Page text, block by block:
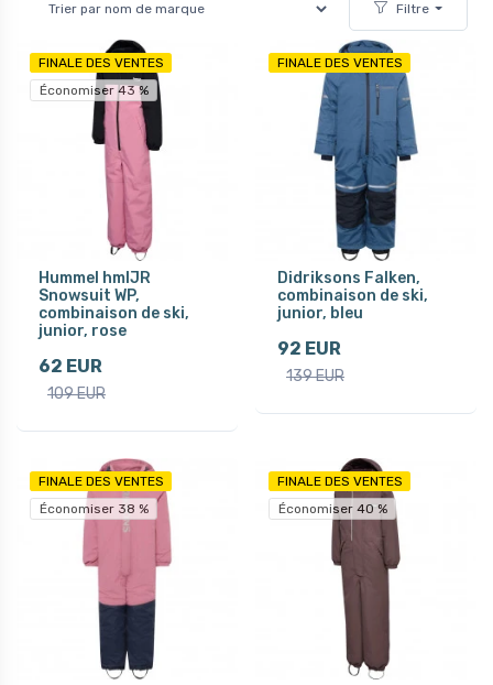
Filtre
FINALE DES VENTES
Économiser 43 %
Hummel hmlJR
Snowsuit WP,
combinaison de ski,
junior, rose
62 EUR
109 EUR
FINALE DES VENTES
Didriksons Falken,
combinaison de ski,
junior, bleu
92 EUR
139 EUR
FINALE DES VENTES
Économiser 38 %
FINALE DES VENTES
Économiser 40 %